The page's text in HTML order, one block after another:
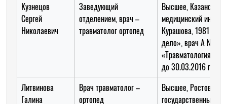
Кузнецов
Сергей
Николаевич
Заведующий
отделением, врач –
травматолог ортопед
Высшее, Казанский
медицинский
Курашова, 1981 год,
дело», врач А №
«Травматология и
до 30.03.2016 года
Литвинова
Галина
Врач травматолог –
ортопед
Высшее, Ростовский
государственный